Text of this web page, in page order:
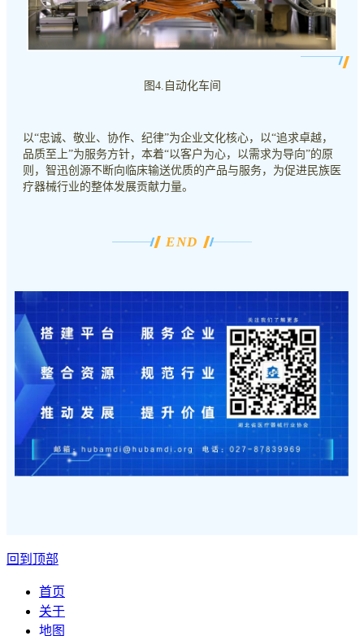
图4.自动化车间
以“忠诚、敬业、协作、纪律”为企业文化核心，以“追求卓越，
品质至上”为服务方针，本着“以客户为心，以需求为导向”的原
则，智迅创源不断向临床输送优质的产品与服务，为促进民族医
疗器械行业的整体发展贡献力量。
END
回到顶部
首页
关于
地图